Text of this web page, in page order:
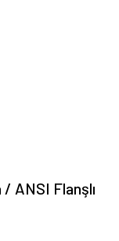
ANSI Flanşlı